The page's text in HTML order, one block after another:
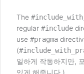
The
regular #include
use #pragma
(
일하게 작동하지만,